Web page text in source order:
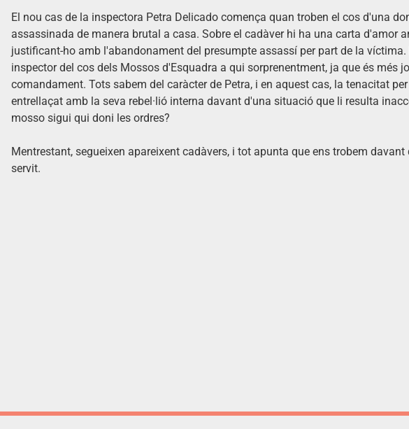
El nou cas de la inspectora Petra Delicado comença quan troben el cos d'una
assassinada de manera brutal a casa. Sobre el cadàver hi ha una carta d'amor
justificant-ho amb l'abandonament del presumpte assassí per part de la víctima.
inspector del cos dels Mossos d'Esquadra a qui sorprenentment, ja que és més
comandament. Tots sabem del caràcter de Petra, i en aquest cas, la tenacitat
entrellaçat amb la seva rebel·lió interna davant d'una situació que li resulta
mosso sigui qui doni les ordres?
Mentrestant, segueixen apareixent cadàvers, i tot apunta que ens trobem
servit.